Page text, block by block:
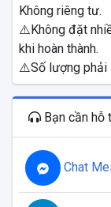
Không riêng tư.
⚠️Không đặt
khi hoàn thành.
⚠️Số lượng phải
Bạn cần hỗ
Chat